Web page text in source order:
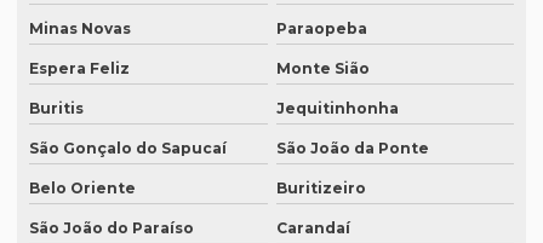
Intérprete alemão profissional
Intérprete para congressos
Intérprete consecutivo
Intérprete de coreano em são paulo
Intérprete de espanhol em brasília
Minas Novas Paraopeba
Espera Feliz Monte Sião
Buritis Jequitinhonha
São Gonçalo do Sapucaí São João da Ponte
Belo Oriente Buritizeiro
São João do Paraíso Carandaí